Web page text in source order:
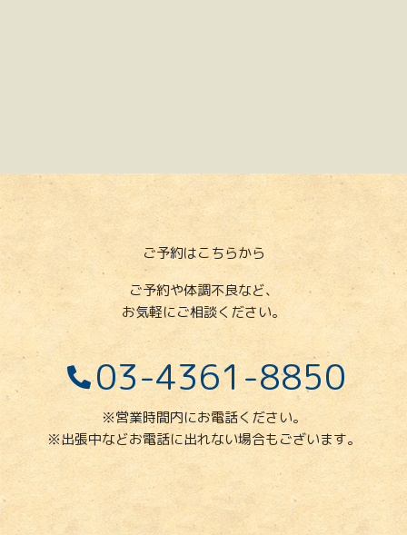
ご予約はこちらから
ご予約や体調不良など、
お気軽にご相談ください。
03-4361-8850
※営業時間内にお電話ください。
※出張中などお電話に出れない場合もございます。